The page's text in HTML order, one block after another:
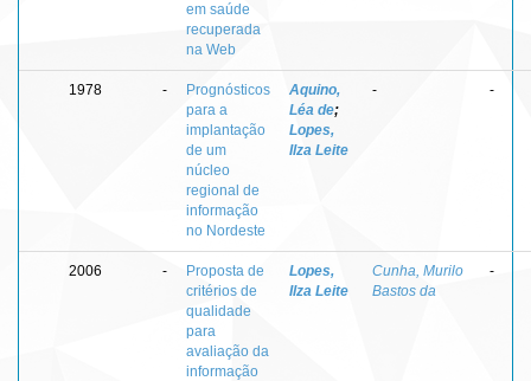
em saúde
recuperada
na Web
1978 -
Prognósticos
para a
implantação
de um
núcleo
regional de
informação
no Nordeste
Aquino,
Léa de;
Lopes,
Ilza Leite
- -
2006 -
Proposta de
critérios de
qualidade
para
avaliação da
informação
Lopes,
Ilza Leite
Cunha, Murilo
Bastos da
-